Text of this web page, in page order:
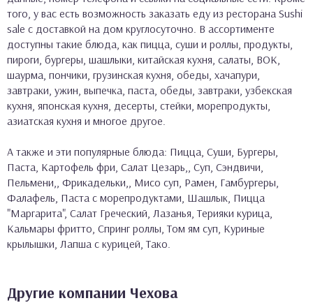
того, у вас есть возможность заказать еду из ресторана Sushi
sale с доставкой на дом круглосуточно. В ассортименте
доступны такие блюда, как пицца, суши и роллы, продукты,
пироги, бургеры, шашлыки, китайская кухня, салаты, ВОК,
шаурма, пончики, грузинская кухня, обеды, хачапури,
завтраки, ужин, выпечка, паста, обеды, завтраки, узбекская
кухня, японская кухня, десерты, стейки, морепродукты,
азиатская кухня и многое другое.
А также и эти популярные блюда: Пицца, Суши, Бургеры,
Паста, Картофель фри, Салат Цезарь,, Суп, Сэндвичи,
Пельмени,, Фрикадельки,, Мисо суп, Рамен, Гамбургеры,
Фалафель, Паста с морепродуктами, Шашлык, Пицца
"Маргарита", Салат Греческий, Лазанья, Терияки курица,
Кальмары фритто, Спринг роллы, Том ям суп, Куриные
крылышки, Лапша с курицей, Тако.
Другие компании Чехова